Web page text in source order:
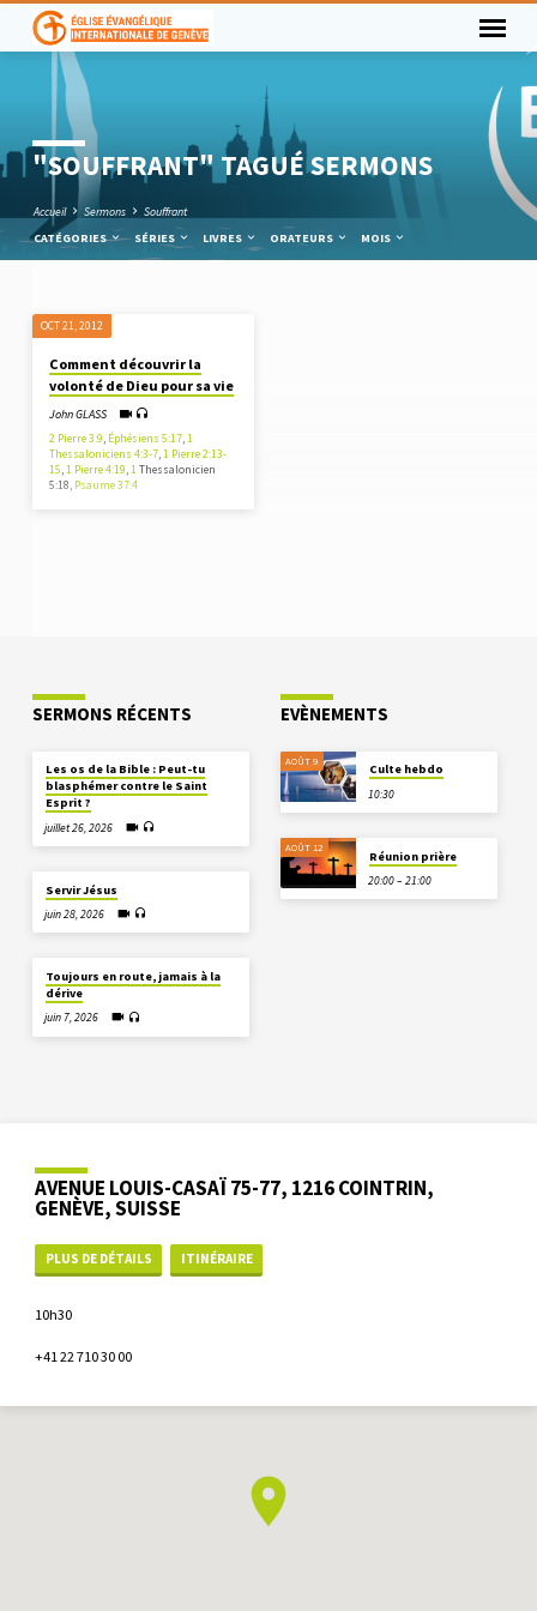
"SOUFFRANT" TAGUÉ SERMONS
Accueil Sermons
Souffrant
CATÉGORIES
SÉRIES LIVRES ORATEURS MOIS
"SOUFFRANT"
TAGUÉ
SERMONS
OCT 21, 2012
Comment découvrir la
volonté de Dieu pour sa vie
John GLASS
2 Pierre 3:9, Éphésiens 5:17,1
Thessaloniciens 4:3-7,1 Pierre 2:13-
15,1 Pierre 4:19,1Thessalonicien
5:18, Psaume 37:4
SERMONS RÉCENTS
Les os de la Bible : Peut-tu
blasphémer contre le Saint
Esprit ?
juillet 26, 2026
Servir Jésus
juin 28, 2026
Toujours en route, jamais à la
dérive
juin 7, 2026
EVÈNEMENTS
AOÛT 9
Culte hebdo
10:30
AOÛT 12
Réunion prière
20:00 – 21:00
AVENUE LOUIS-CASAÏ 75-77, 1216 COINTRIN,
GENÈVE, SUISSE
PLUS DE DÉTAILS ITINÉRAIRE
10h30
+41 22 710 30 00